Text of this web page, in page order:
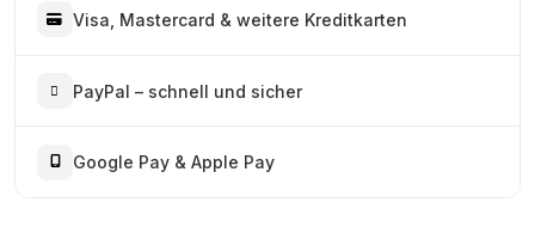
Visa, Mastercard & weitere Kreditkarten
PayPal – schnell und sicher
Google Pay & Apple Pay